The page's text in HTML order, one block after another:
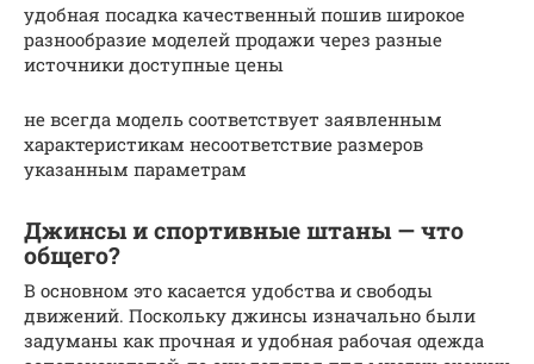
удобная посадка качественный пошив широкое
разнообразие моделей продажи через разные
источники доступные цены
не всегда модель соответствует заявленным
характеристикам несоответствие размеров
указанным параметрам
Джинсы и спортивные штаны — что
общего?
В основном это касается удобства и свободы
движений. Поскольку джинсы изначально были
задуманы как прочная и удобная рабочая одежда